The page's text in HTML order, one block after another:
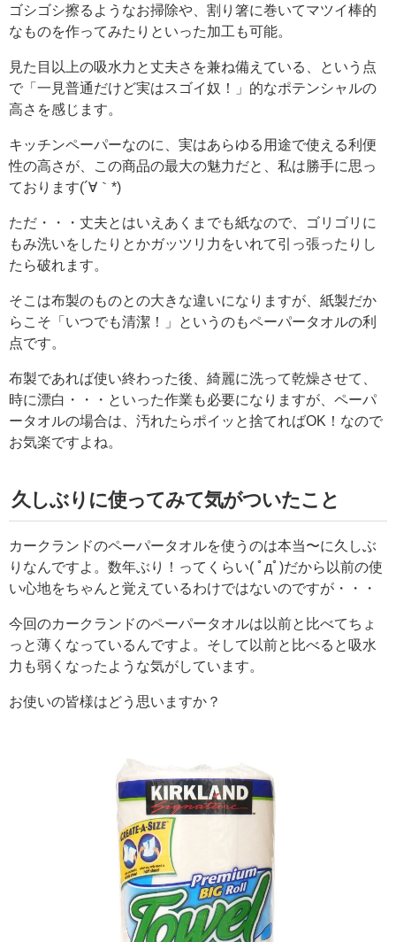
ゴシゴシ擦るようなお掃除や、割り箸に巻いてマツイ棒的
なものを作ってみたりといった加工も可能。
見た目以上の吸水力と丈夫さを兼ね備えている、という点
で「一見普通だけど実はスゴイ奴！」的なポテンシャルの
高さを感じます。
キッチンペーパーなのに、実はあらゆる用途で使える利便
性の高さが、この商品の最大の魅力だと、私は勝手に思っ
ております(´∀｀*)
ただ・・・丈夫とはいえあくまでも紙なので、ゴリゴリに
もみ洗いをしたりとかガッツリ力をいれて引っ張ったりし
たら破れます。
そこは布製のものとの大きな違いになりますが、紙製だか
らこそ「いつでも清潔！」というのもペーパータオルの利
点です。
布製であれば使い終わった後、綺麗に洗って乾燥させて、
時に漂白・・・といった作業も必要になりますが、ペーパ
ータオルの場合は、汚れたらポイッと捨てればOK！なので
お気楽ですよね。
久しぶりに使ってみて気がついたこと
カークランドのペーパータオルを使うのは本当〜に久しぶ
りなんですよ。数年ぶり！ってくらい( ﾟдﾟ)だから以前の使
い心地をちゃんと覚えているわけではないのですが・・・
今回のカークランドのペーパータオルは以前と比べてちょ
っと薄くなっているんですよ。そして以前と比べると吸水
力も弱くなったような気がしています。
お使いの皆様はどう思いますか？